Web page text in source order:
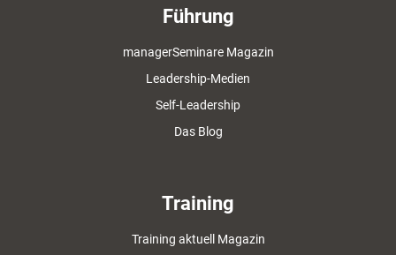
Führung
managerSeminare Magazin
Leadership-Medien
Self-Leadership
Das Blog
Training
Training aktuell Magazin